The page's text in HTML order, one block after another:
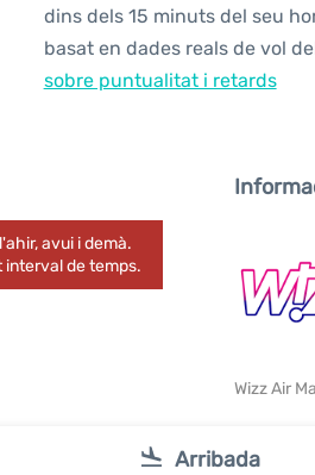
dins dels 15 minuts del seu
basat en dades reals de vol
sobre puntualitat i retards
avui i demà.
interval de temps.
Wizz Air
Arribada